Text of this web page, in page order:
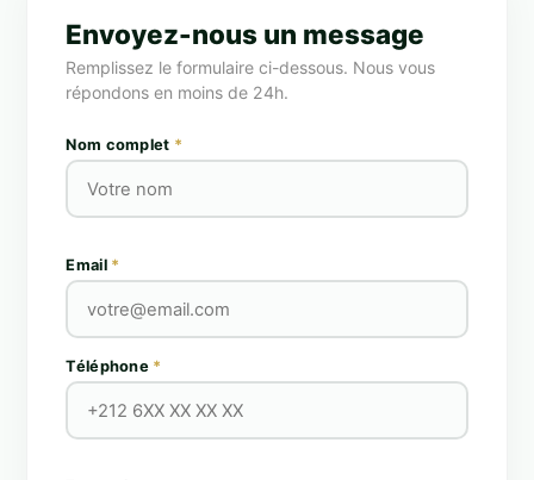
Envoyez-nous un message
Remplissez le formulaire ci-dessous. Nous vous
répondons en moins de 24h.
Nom complet *
Email *
Téléphone *